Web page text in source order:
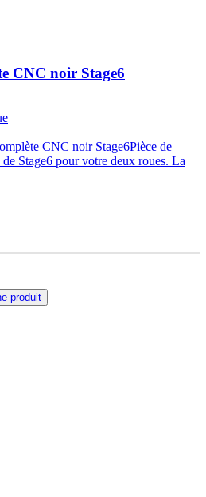
CNC noir Stage6
CNC noir Stage6Pièce de
Stage6 pour votre deux roues. La
produit